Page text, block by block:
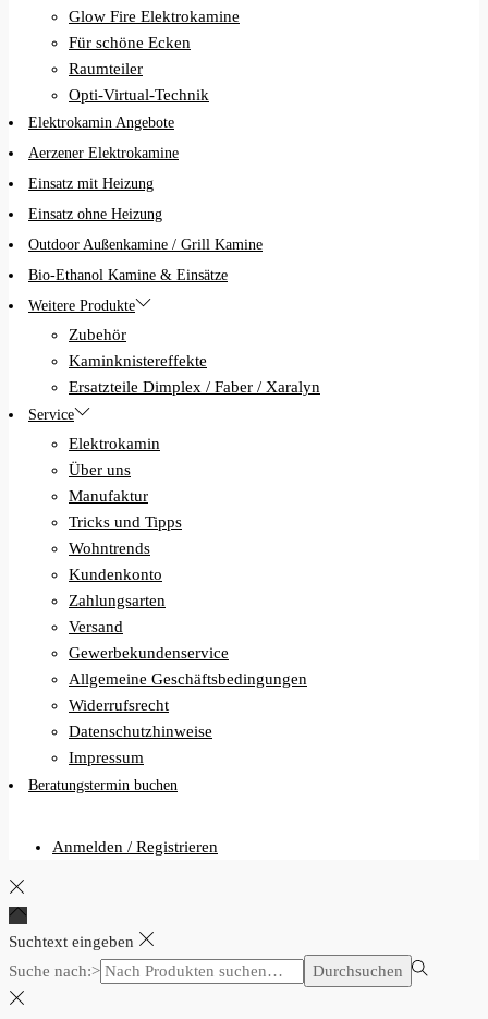
Glow Fire Elektrokamine
Für schöne Ecken
Raumteiler
Opti-Virtual-Technik
Elektrokamin Angebote
Aerzener Elektrokamine
Einsatz mit Heizung
Einsatz ohne Heizung
Outdoor Außenkamine / Grill Kamine
Bio-Ethanol Kamine & Einsätze
Weitere Produkte
Zubehör
Kaminknistereffekte
Ersatzteile Dimplex / Faber / Xaralyn
Service
Elektrokamin
Über uns
Manufaktur
Tricks und Tipps
Wohntrends
Kundenkonto
Zahlungsarten
Versand
Gewerbekundenservice
Allgemeine Geschäftsbedingungen
Widerrufsrecht
Datenschutzhinweise
Impressum
Beratungstermin buchen
Anmelden / Registrieren
Suchtext eingeben
Suche nach:>
Durchsuchen